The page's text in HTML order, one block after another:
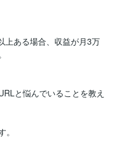
上ある場合、収益が月3万
と悩んでいることを教え